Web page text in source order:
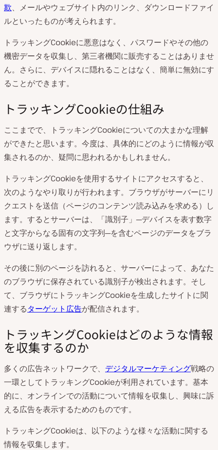
欺、メールやウェブサイト内のリンク、ダウンロードファイ
ルといったものが考えられます。
トラッキングCookieに悪意はなく、パスワードやその他の
機密データを収集し、第三者機関に販売することはありませ
ん。さらに、デバイスに隠れることはなく、簡単に無効にす
ることができます。
トラッキングCookieの仕組み
ここまでで、トラッキングCookieについての大まかな理解
ができたと思います。今度は、具体的にどのように情報が収
集されるのか、疑問に思われるかもしれません。
トラッキングCookieを使用するサイトにアクセスすると、
次のようなやり取りが行われます。ブラウザがサーバーにリ
クエストを送信（ページのコンテンツ読み込みを求める）し
ます。するとサーバーは、「識別子」─デバイスを表す数字
と文字からなる固有の文字列─を含むページのデータをブラ
ウザに送り返します。
その後に別のページを訪れると、サーバーによって、あなた
のブラウザに保存されている識別子が検出されます。そし
て、ブラウザにトラッキングCookieを生成したサイトに関
連するターゲット広告が配信されます。
トラッキングCookieはどのような情報
を収集するのか
多くの広告ネットワークで、 デジタルマーケティング戦略の
一環としてトラッキングCookieが利用されています。基本
的に、オンラインでの活動について情報を収集し、興味に訴
える広告を表示するためのものです。
トラッキングCookieは、以下のような様々な活動に関する
情報を収集します。